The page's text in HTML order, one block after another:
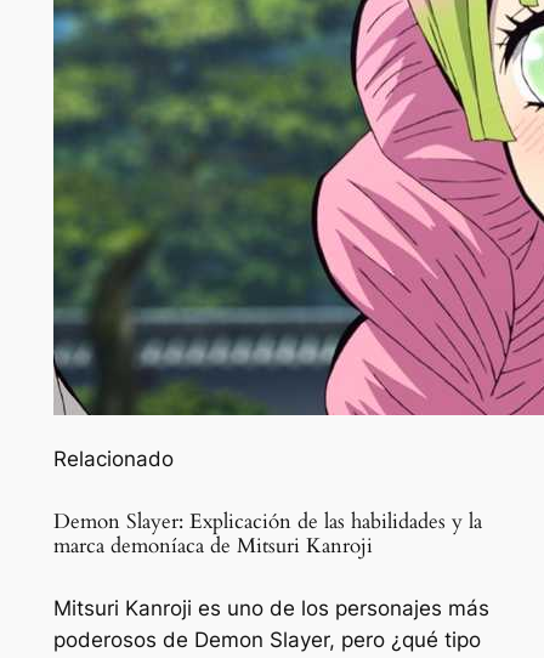
Relacionado
Demon Slayer: Explicación de las habilidades y la
marca demoníaca de Mitsuri Kanroji
Mitsuri Kanroji es uno de los personajes más
poderosos de Demon Slayer, pero ¿qué tipo